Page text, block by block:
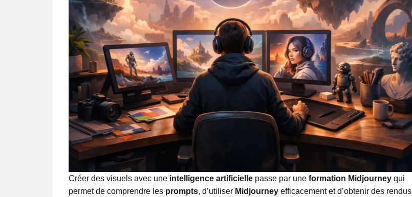
Créer des visuels avec une intelligence artificielle passe par une formation Midjourney qui
permet de comprendre les prompts, d’utiliser Midjourney efficacement et d’obtenir des rendus